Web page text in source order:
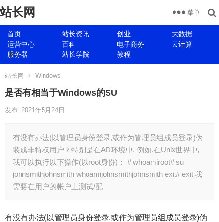
站长网
首页 站长资讯 创业
大数据
运营中心
百科 电子商务
云计算
服务器
站长学院 教程
菜单
站长网 Windows
是否有相当于Windows的SU
发布: 2021年5月24日
有没有办法(以管理员身份登录,或作为管理员组成员登录)伪
装成非特权用户？特别是在AD环境中. 例如,在Unix世界中,
我可以执行以下操作(以root身份)： # whoamiroot# su
johnsmithjohnsmith whoamijohnsmithjohnsmith exit# exit 我
需要在用户的帐户上测试/配
有没有办法(以管理员身份登录,或作为管理员组成员登录)伪